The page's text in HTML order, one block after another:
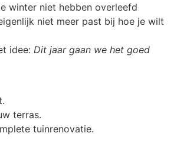
winter niet hebben overleefd
niet meer past bij hoe je wilt
idee: Dit jaar gaan we het goed
terras.
tuinrenovatie.